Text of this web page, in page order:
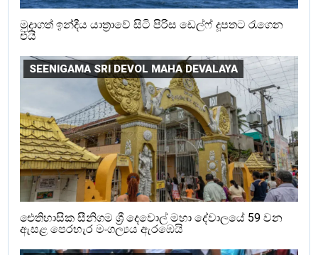
මුදාගත් ඉන්දීය යාත්‍රාවේ සිටි පිරිස ඩෙල්ෆ් දූපතට රැගෙන
එයි
SEENIGAMA SRI DEVOL MAHA DEVALAYA
ඓතිහාසික සීනිගම ශ්‍රී දෙවොල් මහා දේවාලයේ 59 වන
ඇසළ පෙරහැර මංගල්‍යය ඇරඹෙයි